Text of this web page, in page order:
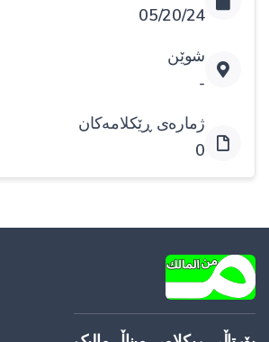
05/20/24
شوێن
-
ژمارەی ڕێکلامەکان
0